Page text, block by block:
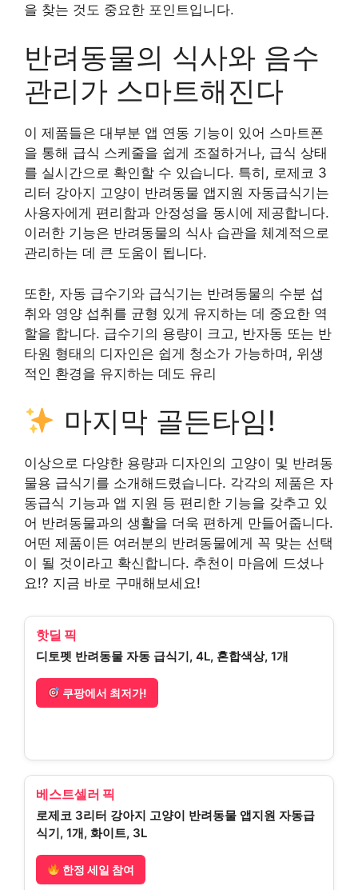
을 찾는 것도 중요한 포인트입니다.
반려동물의 식사와 음수
관리가 스마트해진다
이 제품들은 대부분 앱 연동 기능이 있어 스마트폰
을 통해 급식 스케줄을 쉽게 조절하거나, 급식 상태
를 실시간으로 확인할 수 있습니다. 특히, 로제코 3
리터 강아지 고양이 반려동물 앱지원 자동급식기는
사용자에게 편리함과 안정성을 동시에 제공합니다.
이러한 기능은 반려동물의 식사 습관을 체계적으로
관리하는 데 큰 도움이 됩니다.
또한, 자동 급수기와 급식기는 반려동물의 수분 섭
취와 영양 섭취를 균형 있게 유지하는 데 중요한 역
할을 합니다. 급수기의 용량이 크고, 반자동 또는 반
타원 형태의 디자인은 쉽게 청소가 가능하며, 위생
적인 환경을 유지하는 데도 유리
마지막 골든타임!
이상으로 다양한 용량과 디자인의 고양이 및 반려동
물용 급식기를 소개해드렸습니다. 각각의 제품은 자
동급식 기능과 앱 지원 등 편리한 기능을 갖추고 있
어 반려동물과의 생활을 더욱 편하게 만들어줍니다.
어떤 제품이든 여러분의 반려동물에게 꼭 맞는 선택
이 될 것이라고 확신합니다. 추천이 마음에 드셨나
요!? 지금 바로 구매해보세요!
핫딜 픽
디토펫 반려동물 자동 급식기, 4L, 혼합색상, 1개
쿠팡에서 최저가!
베스트셀러 픽
로제코 3리터 강아지 고양이 반려동물 앱지원 자동급
식기, 1개, 화이트, 3L
한정 세일 참여